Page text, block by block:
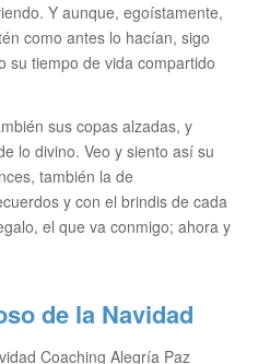
Y aunque, egoístamente,
como antes lo hacían, sigo
su tiempo de vida compartido
sus copas alzadas, y
lo divino. Veo y siento así su
también la de
y con el brindis de cada
el que va conmigo; ahora y
de la Navidad